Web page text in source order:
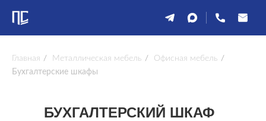
Главная / Металлическая мебель / Офисная мебель /
Бухгалтерские шкафы
БУХГАЛТЕРСКИЙ ШКАФ